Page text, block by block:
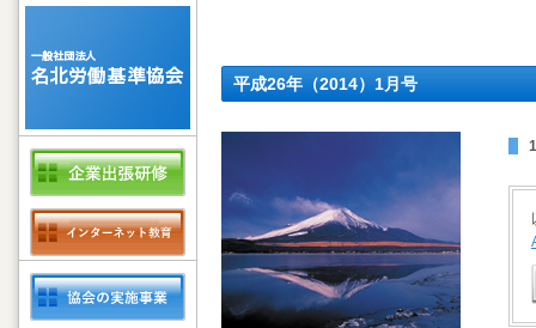
平成26年（2014）1月号